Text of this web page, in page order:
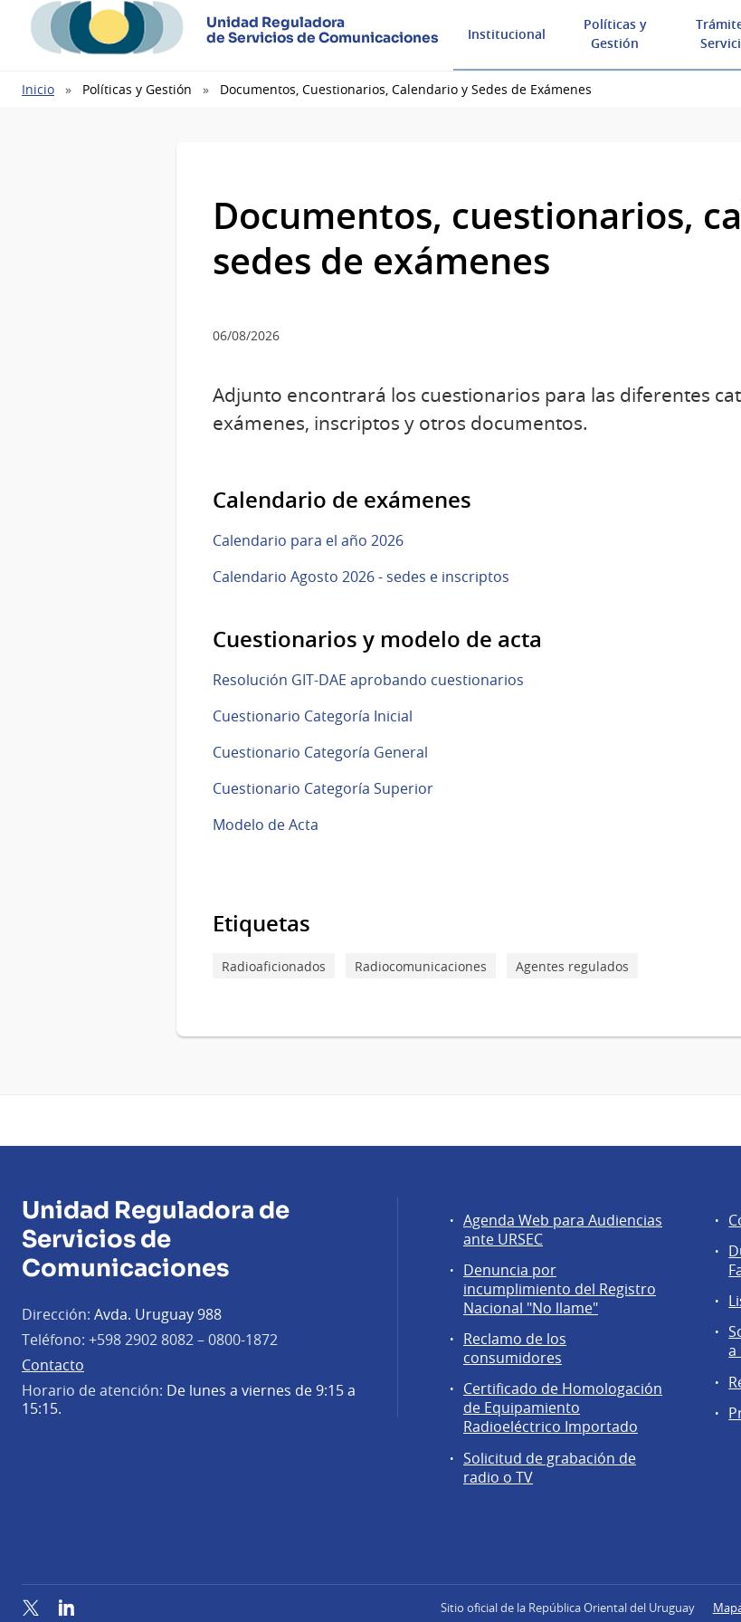
Unidad Reguladora
de Servicios de Comunicaciones
Institucional
Políticas y
Gestión
Ruta
Inicio Políticas y Gestión Documentos, Cuestionarios, Calendario y Sedes de Exámenes
Documentos, cuestionarios,
sedes de exámenes
06/08/2026
Adjunto encontrará los cuestionarios para las diferentes
exámenes, inscriptos y otros documentos.
Calendario de exámenes
Calendario para el año 2026
Calendario Agosto 2026 - sedes e inscriptos
Cuestionarios y modelo de acta
Resolución GIT-DAE aprobando cuestionarios
Cuestionario Categoría Inicial
Cuestionario Categoría General
Cuestionario Categoría Superior
Modelo de Acta
Etiquetas
Radioaficionados Radiocomunicaciones Agentes regulados
Unidad Reguladora de
Servicios de
Comunicaciones
Dirección: Avda. Uruguay 988
Teléfono: +598 2902 8082 – 0800-1872
Contacto
Horario de atención: De lunes a viernes de 9:15 a
15:15.
Servicios
comunidad
Agenda Web para Audiencias
ante URSEC
Denuncia por
incumplimiento del Registro
Nacional "No llame"
Reclamo de los
consumidores
Certificado de Homologación
de Equipamiento
Radioeléctrico Importado
Solicitud de grabación de
radio o TV
a
Twitter Sitio oficial de la República Oriental del Uruguay